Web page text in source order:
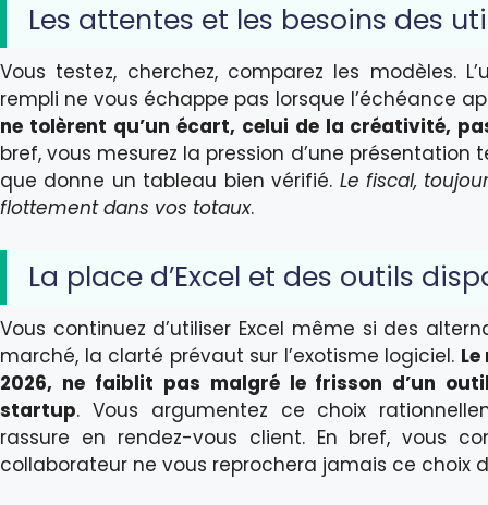
Les attentes et les besoins des
Vous testez, cherchez, comparez les modèles.
rempli ne vous échappe pas lorsque l’échéance
ne tolèrent qu’un écart, celui de la créativité,
bref, vous mesurez la pression d’une présentation
que donne un tableau bien vérifié. Le fiscal,
flottement dans vos totaux.
La place d’Excel et des outils
Vous continuez d’utiliser Excel même si des
marché, la clarté prévaut sur l’exotisme logiciel.
2026, ne faiblit pas malgré le frisson d’un
startup. Vous argumentez ce choix
rassure en rendez-vous client. En bref, vous
collaborateur ne vous reprochera jamais ce choix